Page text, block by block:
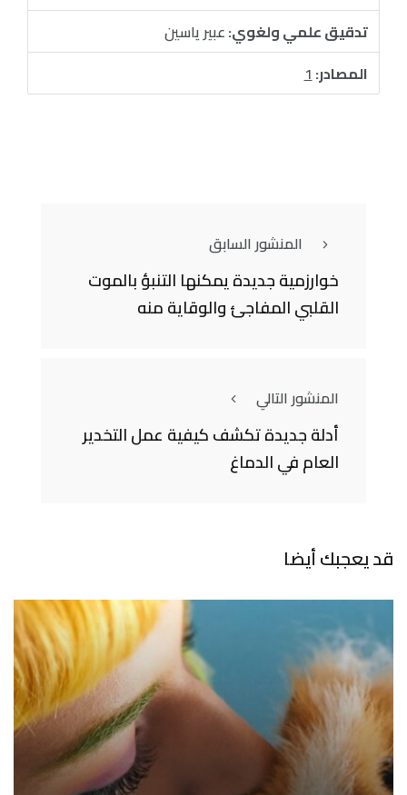
تدقيق علمي ولغوي:عبير ياسين
المصادر:1
المنشور السابق
خوارزمية جديدة يمكنها التنبؤ بالموت
القلبي المفاجئ والوقاية منه
المنشور التالي
أدلة جديدة تكشف كيفية عمل التخدير
العام في الدماغ
قد يعجبك أيضا